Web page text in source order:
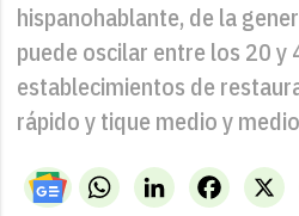
hispanohablante, de la
puede oscilar entre los 20 y
establecimientos de
rápido y tique medio y
WhatsAppLinkedIn X
Facebook